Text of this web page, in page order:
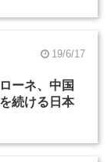
19/6/17
ーネ、中国
続ける日本